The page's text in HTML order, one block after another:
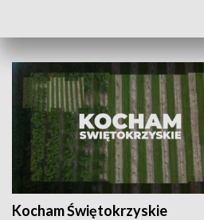
Kocham Świętokrzyskie